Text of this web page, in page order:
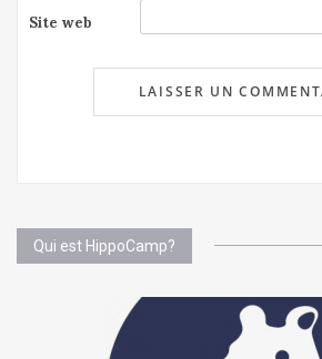
Site web
Qui est HippoCamp?